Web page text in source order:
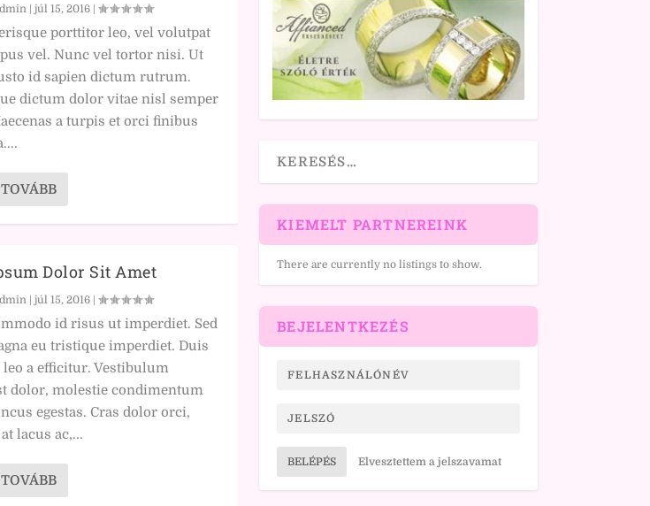
|júl 15, 2016 |
porttitor leo, vel volutpat
vel. Nunc vel tortor nisi. Ut
id sapien dictum rutrum.
dictum dolor vitae nisl semper
a turpis et orci finibus
Dolor Sit Amet
|júl 15, 2016 |
id risus ut imperdiet. Sed
eu tristique imperdiet. Duis
a efficitur. Vestibulum
dolor, molestie condimentum
egestas. Cras dolor orci,
lacus ac,...
KIEMELT PARTNEREINK
There are currently no listings to show.
BEJELENTKEZÉS
BELÉPÉS Elvesztettem a jelszavamat